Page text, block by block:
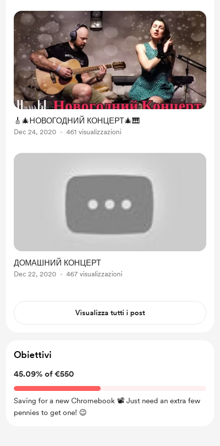
🎸🎄НОВОГОДНИЙ КОНЦЕРТ🎄🎹
Dec 24, 2020 461 visualizzazioni
ДОМАШНИЙ КОНЦЕРТ
Dec 22, 2020 467 visualizzazioni
Visualizza tutti i post
Obiettivi
45.09% of €550
Saving for a new Chromebook 📽 Just need an extra few
pennies to get one! 😉